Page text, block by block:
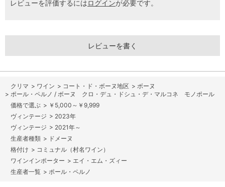
レビューを評価するにはログインが必要です。
レビューを書く
> ワイン > コート・ド・ボーヌ地区 > ボーヌ
> ポール・ペルノ / ボーヌ クロ・デュ・ドシュ・デ・マルコネ モノポール
> ￥5,000～￥9,999
> 2023年
> 2021年～
> ドメーヌ
> コミュナル（村名ワイン）
> エイ・エム・ズィー
> ポール・ペルノ